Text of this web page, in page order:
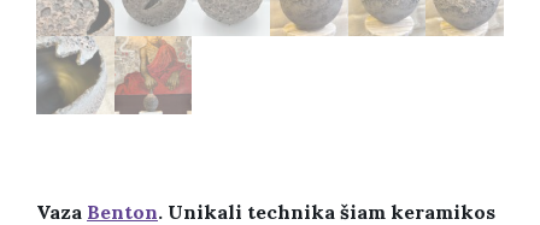
Vaza Benton. Unikali technika šiam keramikos